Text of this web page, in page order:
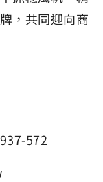
，共同迎向商
572